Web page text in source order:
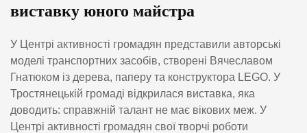
виставку юного майстра
У Центрі активності громадян представили авторські
моделі транспортних засобів, створені Вячеславом
Гнатюком із дерева, паперу та конструктора LEGO. У
Тростянецькій громаді відкрилася виставка, яка
доводить: справжній талант не має вікових меж. У
Центрі активності громадян свої творчі роботи